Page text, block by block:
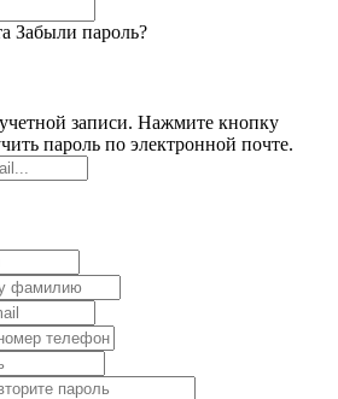
Забыли пароль?
записи. Нажмите кнопку
пароль по электронной почте.